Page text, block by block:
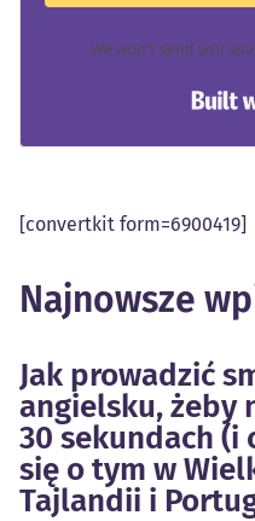
We won't send you
[convertkit form=6900419]
Najnowsze
Jak prowadzić
angielsku, żeby
30 sekundach (i
się o tym w
Tajlandii i